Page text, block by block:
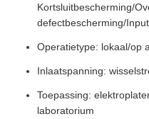
Kortsluitbescherming/
defectbescherming/
Operatietype: lokaal/op
Inlaatspanning:
Toepassing:
laboratorium